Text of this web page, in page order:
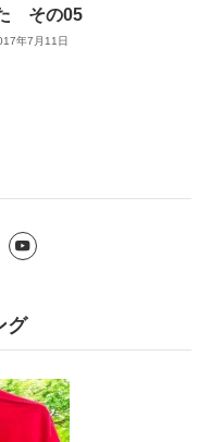
その05
年7月11日
グ